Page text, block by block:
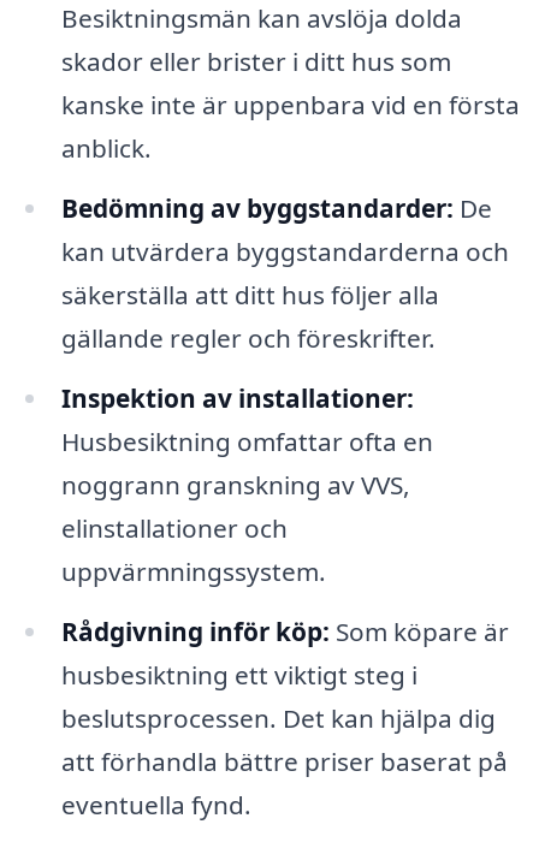
Besiktningsmän kan avslöja dolda
skador eller brister i ditt hus som
kanske inte är uppenbara vid en första
anblick.
Bedömning av byggstandarder: De
kan utvärdera byggstandarderna och
säkerställa att ditt hus följer alla
gällande regler och föreskrifter.
Inspektion av installationer:
Husbesiktning omfattar ofta en
noggrann granskning av VVS,
elinstallationer och
uppvärmningssystem.
Rådgivning inför köp: Som köpare är
husbesiktning ett viktigt steg i
beslutsprocessen. Det kan hjälpa dig
att förhandla bättre priser baserat på
eventuella fynd.